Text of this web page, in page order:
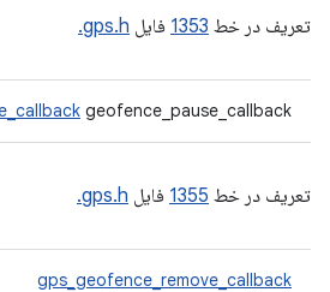
تعریف در خط 1353 فایل gps.h.
geofence_pause_callback
تعریف در خط 1355 فایل gps.h.
gps_geofence_remove_callback